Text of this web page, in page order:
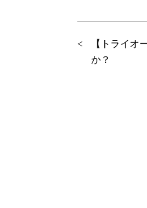
【トライオ
か？